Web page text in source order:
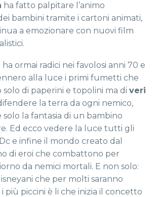
ha fatto palpitare l’animo
bambini tramite i cartoni animati,
a emozionare con nuovi film
ha ormai radici nei favolosi anni 70 e
alla luce i primi fumetti che
di paperini e topolini ma di veri
la terra da ogni nemico,
la fantasia di un bambino
Ed ecco vedere la luce tutti gli
Dc e infine il mondo creato dal
di eroi che combattono per
da nemici mortali. E non solo:
che per molti saranno
più piccini è li che inizia il concetto